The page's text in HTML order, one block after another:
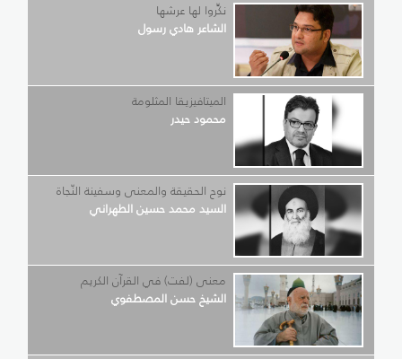
نكِّروا لها عرشها
الشاعر هادي رسول
الميتافيزيقا المثلومة
محمود حيدر
نوح الحقيقة والمعنى وسفينة النّجاة
السيد محمد حسين الطهراني
معنى (لفت) في القرآن الكريم
الشيخ حسن المصطفوي